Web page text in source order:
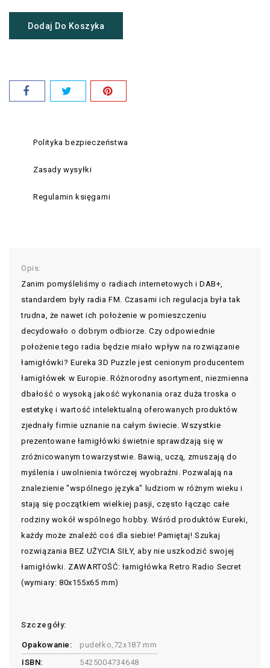
Dodaj Do Koszyka
Polityka bezpieczeństwa
Zasady wysyłki
Regulamin księgarni
Opis:
Zanim pomyśleliśmy o radiach internetowych i DAB+,
standardem były radia FM. Czasami ich regulacja była tak
trudna, że nawet ich położenie w pomieszczeniu
decydowało o dobrym odbiorze. Czy odpowiednie
położenie tego radia będzie miało wpływ na rozwiązanie
łamigłówki? Eureka 3D Puzzle jest cenionym producentem
łamigłówek w Europie. Różnorodny asortyment, niezmienna
dbałość o wysoką jakość wykonania oraz duża troska o
estetykę i wartość intelektualną oferowanych produktów
zjednały firmie uznanie na całym świecie. Wszystkie
prezentowane łamigłówki świetnie sprawdzają się w
zróżnicowanym towarzystwie. Bawią, uczą, zmuszają do
myślenia i uwolnienia twórczej wyobraźni. Pozwalają na
znalezienie "wspólnego języka" ludziom w różnym wieku i
stają się początkiem wielkiej pasji, często łącząc całe
rodziny wokół wspólnego hobby. Wśród produktów Eureki,
każdy może znaleźć coś dla siebie! Pamiętaj! Szukaj
rozwiązania BEZ UŻYCIA SIŁY, aby nie uszkodzić swojej
łamigłówki. ZAWARTOŚĆ: łamigłówka Retro Radio Secret
(wymiary: 80x155x65 mm)
Szczegóły:
Opakowanie:
pudełko,72x187 mm
ISBN:
5425004734648